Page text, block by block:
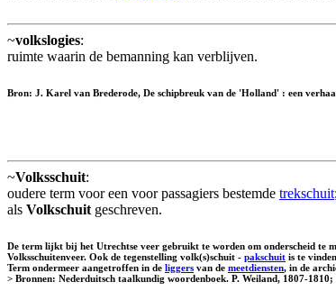
~volkslogies:
ruimte waarin de bemanning kan verblijven.
Bron: J. Karel van Brederode, De schipbreuk van de 'Holland' : een
~Volksschuit:
oudere term voor een voor passagiers bestemde trekschuit
als Volkschuit geschreven.
De term lijkt bij het Utrechtse veer gebruikt te worden om onderscheid te
Volksschuitenveer. Ook de tegenstelling volk(s)schuit - pakschuit is te
Term ondermeer aangetroffen in de liggers van de meetdiensten, in de
> Bronnen: Nederduitsch taalkundig woordenboek. P. Weiland, 1807-